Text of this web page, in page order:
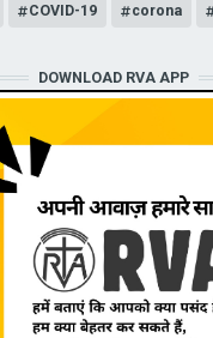
COVID-19 corona
DOWNLOAD RVA APP
STAY CONNECTED WITH US!